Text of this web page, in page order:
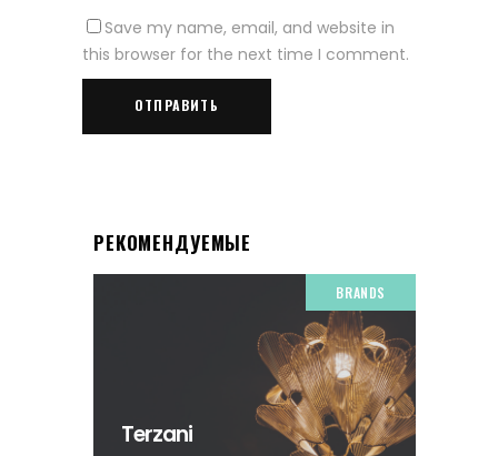
Save my name, email, and website in
this browser for the next time I comment.
РЕКОМЕНДУЕМЫЕ
BRANDS
Terzani